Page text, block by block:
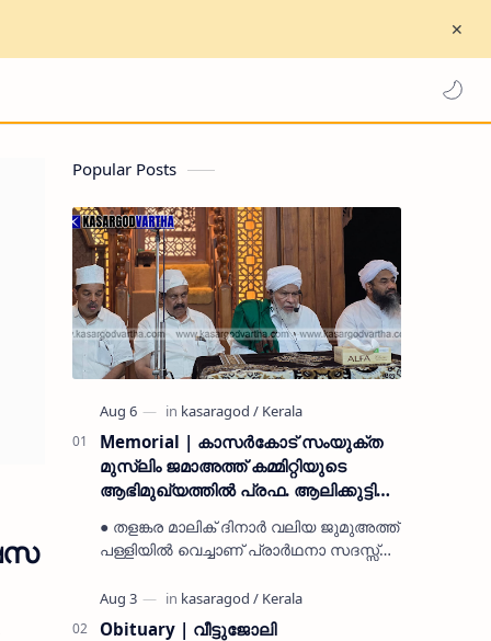
Popular Posts
Memorial | കാസർകോട് സംയുക്ത
മുസ്ലിം ജമാഅത്ത് കമ്മിറ്റിയുടെ
ആഭിമുഖ്യത്തിൽ പ്രഫ. ആലിക്കുട്ടി
മുസ്ലിയാർ അനുസ്മരണം നടത്തി
● തളങ്കര മാലിക് ദിനാർ വലിയ ജുമുഅത്ത്
പള്ളിയിൽ വെച്ചാണ് പ്രാർഥനാ സദസ്സ്
ഉമർ മുസ്ലിയാർ പരിപാടിക്ക് നേതൃത്വം
നൽകി കാസ…
Obituary | വീട്ടുജോലി